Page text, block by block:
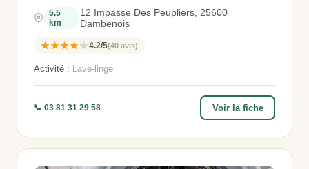
5.5
km
12 Impasse Des Peupliers, 25600
Dambenois
★★★★★4.2/5(40 avis)
Activité : Lave-linge
📞 03 81 31 29 58 Voir la fiche